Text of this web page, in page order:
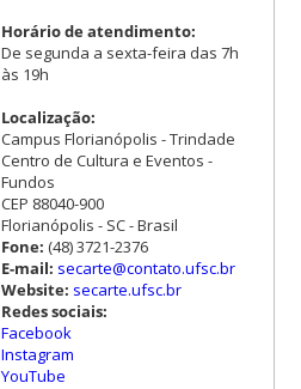
Horário de atendimento:
De segunda a sexta-feira das 7h
às 19h
Localização:
Campus Florianópolis - Trindade
Centro de Cultura e Eventos -
Fundos
CEP 88040-900
Florianópolis - SC - Brasil
Fone: (48) 3721-2376
E-mail: secarte@contato.ufsc.br
Website: secarte.ufsc.br
Redes sociais:
Facebook
Instagram
YouTube